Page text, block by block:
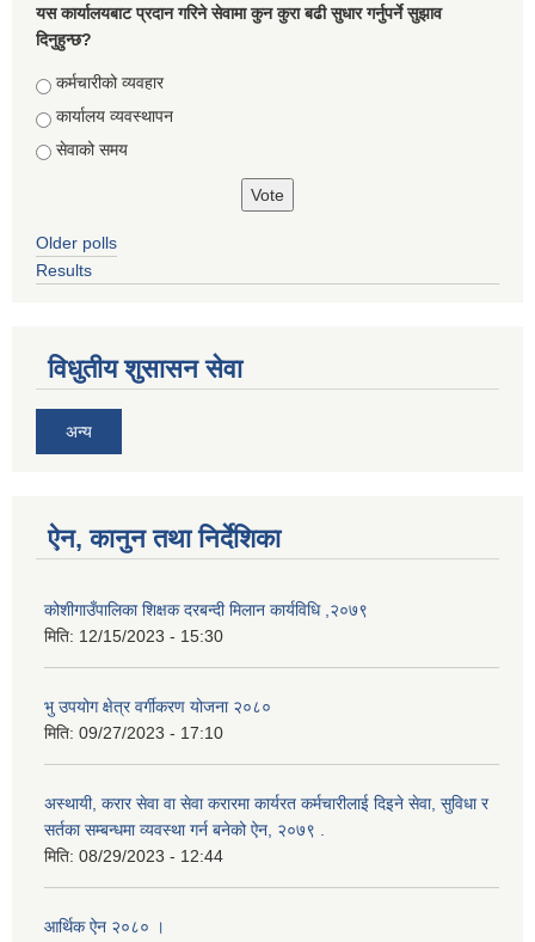
यस कार्यालयबाट प्रदान गरिने सेवामा कुन कुरा बढी सुधार गर्नुपर्ने सुझाव
दिनुहुन्छ?
Choices
कर्मचारीको व्यवहार
कार्यालय व्यवस्थापन
सेवाको समय
Older polls
Results
विधुतीय शुसासन सेवा
अन्य
ऐन, कानुन तथा निर्देशिका
कोशीगाउँपालिका शिक्षक दरबन्दी मिलान कार्यविधि ,२०७९
मिति: 12/15/2023 - 15:30
भु उपयोग क्षेत्र वर्गीकरण योजना २०८०
मिति: 09/27/2023 - 17:10
अस्थायी, करार सेवा वा सेवा करारमा कार्यरत कर्मचारीलाई दिइने सेवा, सुविधा र
सर्तका सम्बन्धमा व्यवस्था गर्न बनेको ऐन, २०७९ ‍.
मिति: 08/29/2023 - 12:44
आर्थिक ऐन २०८० ।